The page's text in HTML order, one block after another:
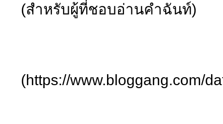
(สำหรับผู้ที่ชอบอ่านคำฉันท์)
(https://www.bloggang.com/